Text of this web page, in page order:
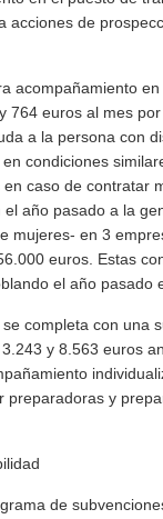
acciones de
acompañamiento
764 euros al mes
a la persona con
condiciones
caso de contratar
año pasado a la
mujeres- en 3
euros. Estas
el año pasado
completa con una
y 8.563 euros
preparadoras y
de